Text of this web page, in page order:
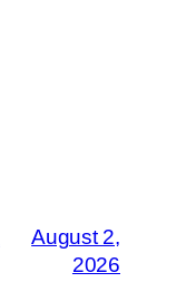
August 2,
2026